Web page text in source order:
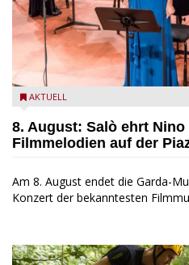
Estate Musicale del Garda: Salò
AKTUELL
8. August: Salò ehrt
Filmmelodien auf der
Am 8. August endet die Garda-
Konzert der bekanntesten